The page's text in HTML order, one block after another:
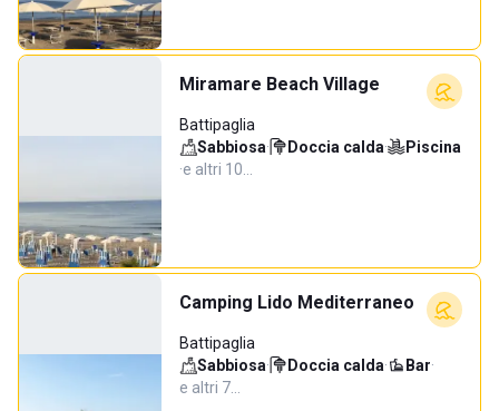
Miramare Beach Village
Battipaglia
Sabbiosa· Doccia calda·
Piscina
·e altri 10…
Camping Lido Mediterraneo
Battipaglia
Sabbiosa· Doccia calda· Bar·
e altri 7…